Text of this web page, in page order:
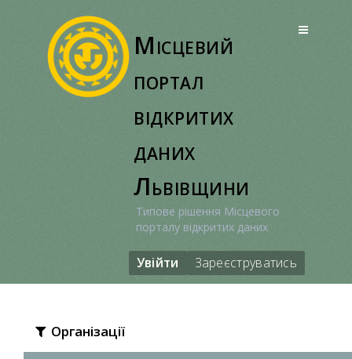
Місцевий
портал
відкритих
даних
Львівщини
Типове рішення Місцевого
порталу відкритих даних
Увійти Зареєструватись
Організації